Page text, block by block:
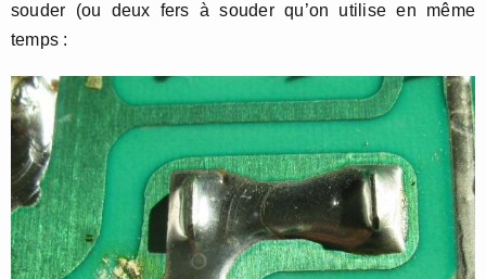
souder (ou deux fers à souder qu’on utilise en même
temps :